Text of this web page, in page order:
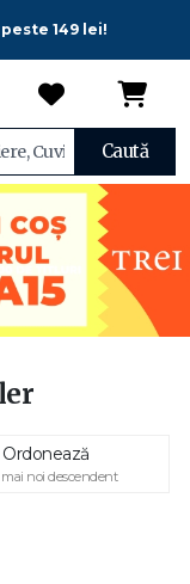
149 lei!
Caută
Ordonează
mai noi descendent